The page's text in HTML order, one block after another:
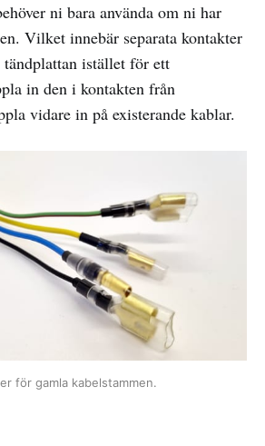
ni bara använda om ni har
Vilket innebär separata kontakter
istället för ett
in den i kontakten från
vidare in på existerande kablar.
för gamla kabelstammen.